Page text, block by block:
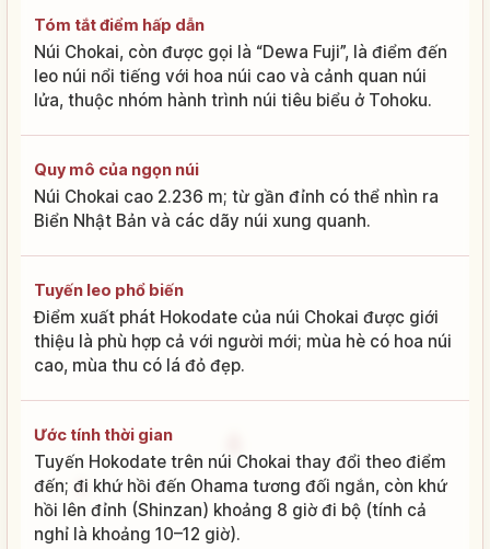
Tóm tắt điểm hấp dẫn
Núi Chokai, còn được gọi là “Dewa Fuji”, là điểm đến
leo núi nổi tiếng với hoa núi cao và cảnh quan núi
lửa, thuộc nhóm hành trình núi tiêu biểu ở Tohoku.
Quy mô của ngọn núi
Núi Chokai cao 2.236 m; từ gần đỉnh có thể nhìn ra
Biển Nhật Bản và các dãy núi xung quanh.
Tuyến leo phổ biến
Điểm xuất phát Hokodate của núi Chokai được giới
thiệu là phù hợp cả với người mới; mùa hè có hoa núi
cao, mùa thu có lá đỏ đẹp.
Ước tính thời gian
Tuyến Hokodate trên núi Chokai thay đổi theo điểm
đến; đi khứ hồi đến Ohama tương đối ngắn, còn khứ
hồi lên đỉnh (Shinzan) khoảng 8 giờ đi bộ (tính cả
nghỉ là khoảng 10–12 giờ).